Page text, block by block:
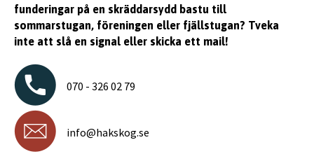
funderingar på en skräddarsydd bastu till
sommarstugan, föreningen eller fjällstugan? Tveka
inte att slå en signal eller skicka ett mail!
070 - 326 02 79
info@hakskog.se